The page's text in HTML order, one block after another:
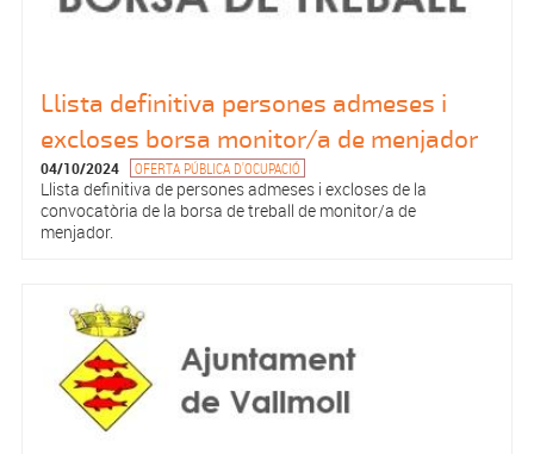
Llista definitiva persones admeses i
excloses borsa monitor/a de menjador
04/10/2024 OFERTA PÚBLICA D'OCUPACIÓ
Llista definitiva de persones admeses i excloses de la
convocatòria de la borsa de treball de monitor/a de
menjador.